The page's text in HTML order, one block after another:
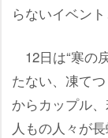
らないイベント
12日は“寒の
たない、凍て
からカップル
人もの人々が